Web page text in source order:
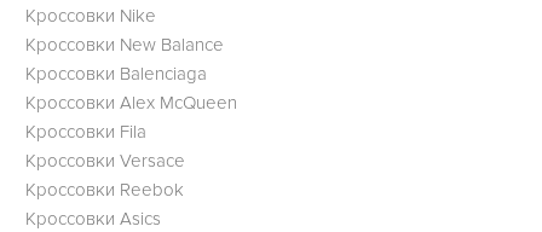
Кроссовки Nike
Кроссовки New Balance
Кроссовки Balenciaga
Кроссовки Alex McQueen
Кроссовки Fila
Кроссовки Versace
Кроссовки Reebok
Кроссовки Asics